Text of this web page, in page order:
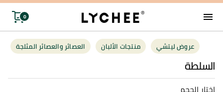
menu
0
عروض ليتشي منتجات الألبان العصائر والعصائر المثلجة
السلطة